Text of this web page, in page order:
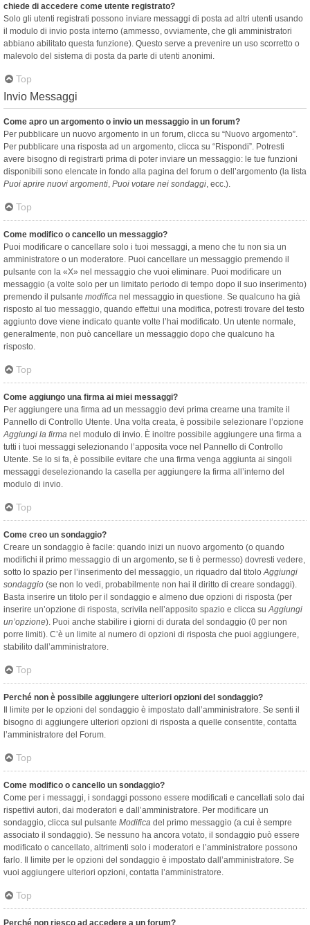
chiede di accedere come utente registrato?
Solo gli utenti registrati possono inviare messaggi di posta ad altri utenti usando
il modulo di invio posta interno (ammesso, ovviamente, che gli amministratori
abbiano abilitato questa funzione). Questo serve a prevenire un uso scorretto o
malevolo del sistema di posta da parte di utenti anonimi.
Top
Invio Messaggi
Come apro un argomento o invio un messaggio in un forum?
Per pubblicare un nuovo argomento in un forum, clicca su “Nuovo argomento”.
Per pubblicare una risposta ad un argomento, clicca su “Rispondi”. Potresti
avere bisogno di registrarti prima di poter inviare un messaggio: le tue funzioni
disponibili sono elencate in fondo alla pagina del forum o dell’argomento (la lista
Puoi aprire nuovi argomenti, Puoi votare nei sondaggi, ecc.).
Top
Come modifico o cancello un messaggio?
Puoi modificare o cancellare solo i tuoi messaggi, a meno che tu non sia un
amministratore o un moderatore. Puoi cancellare un messaggio premendo il
pulsante con la «X» nel messaggio che vuoi eliminare. Puoi modificare un
messaggio (a volte solo per un limitato periodo di tempo dopo il suo inserimento)
premendo il pulsante modifica nel messaggio in questione. Se qualcuno ha già
risposto al tuo messaggio, quando effettui una modifica, potresti trovare del testo
aggiunto dove viene indicato quante volte l’hai modificato. Un utente normale,
generalmente, non può cancellare un messaggio dopo che qualcuno ha
risposto.
Top
Come aggiungo una firma ai miei messaggi?
Per aggiungere una firma ad un messaggio devi prima crearne una tramite il
Pannello di Controllo Utente. Una volta creata, è possibile selezionare l’opzione
Aggiungi la firma nel modulo di invio. È inoltre possibile aggiungere una firma a
tutti i tuoi messaggi selezionando l’apposita voce nel Pannello di Controllo
Utente. Se lo si fa, è possibile evitare che una firma venga aggiunta ai singoli
messaggi deselezionando la casella per aggiungere la firma all’interno del
modulo di invio.
Top
Come creo un sondaggio?
Creare un sondaggio è facile: quando inizi un nuovo argomento (o quando
modifichi il primo messaggio di un argomento, se ti è permesso) dovresti vedere,
sotto lo spazio per l’inserimento del messaggio, un riquadro dal titoloAggiungi
sondaggio (se non lo vedi, probabilmente non hai il diritto di creare sondaggi).
Basta inserire un titolo per il sondaggio e almeno due opzioni di risposta (per
inserire un’opzione di risposta, scrivila nell’apposito spazio e clicca suAggiungi
un’opzione). Puoi anche stabilire i giorni di durata del sondaggio (0 per non
porre limiti). C’è un limite al numero di opzioni di risposta che puoi aggiungere,
stabilito dall’amministratore.
Top
Perché non è possibile aggiungere ulteriori opzioni del sondaggio?
Il limite per le opzioni del sondaggio è impostato dall’amministratore. Se senti il
bisogno di aggiungere ulteriori opzioni di risposta a quelle consentite, contatta
l’amministratore del Forum.
Top
Come modifico o cancello un sondaggio?
Come per i messaggi, i sondaggi possono essere modificati e cancellati solo dai
rispettivi autori, dai moderatori e dall’amministratore. Per modificare un
sondaggio, clicca sul pulsante Modifica del primo messaggio (a cui è sempre
associato il sondaggio). Se nessuno ha ancora votato, il sondaggio può essere
modificato o cancellato, altrimenti solo i moderatori e l’amministratore possono
farlo. Il limite per le opzioni del sondaggio è impostato dall’amministratore. Se
vuoi aggiungere ulteriori opzioni, contatta l’amministratore.
Top
Perché non riesco ad accedere a un forum?